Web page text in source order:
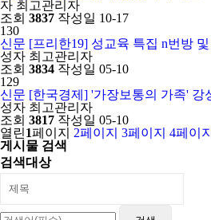
자 최고관리자
조회 3837 작성일 10-17
130
신문 [프리한19] 성교육 특집 n번방
성자 최고관리자
조회 3834 작성일 05-10
129
신문 [한국경제] '가장보통의 가족'
성자 최고관리자
조회 3817 작성일 05-10
열린1페이지 2페이지 3페이지 4페이지
게시물 검색
검색대상